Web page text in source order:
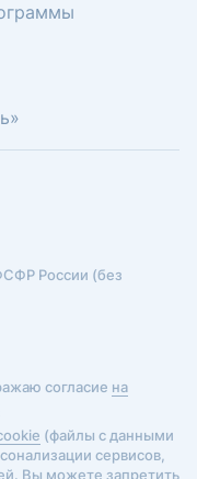
России (без
согласие на
(файлы с данными
сервисов,
Вы можете запретить